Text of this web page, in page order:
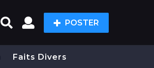
POSTER
Faits Divers